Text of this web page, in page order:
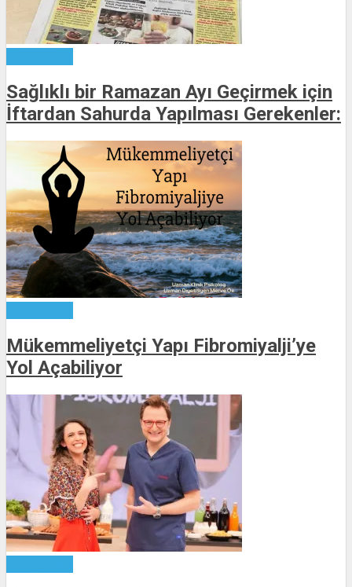
Sağlıklı bir Ramazan Ayı Geçirmek için
İftardan Sahurda Yapılması Gerekenler:
Mükemmeliyetçi Yapı Fibromiyalji’ye
Yol Açabiliyor